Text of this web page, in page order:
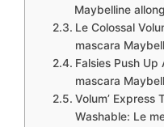
Maybelline
Le Colossal
mascara
Falsies Push Up
mascara
Volum’ Express
Washable: Le